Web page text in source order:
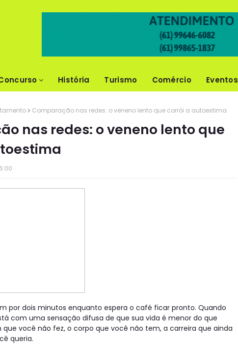
História Turismo Comércio Eventos
Comparação nas redes: o veneno lento que corrói a autoestima
nas redes: o veneno lento que
por dois minutos enquanto espera o café ficar pronto. Quando
com uma sensação difusa de que sua vida é menor do que
que você não fez, o corpo que você não tem, a carreira que ainda
queria.